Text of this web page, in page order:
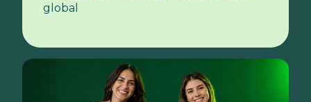
global